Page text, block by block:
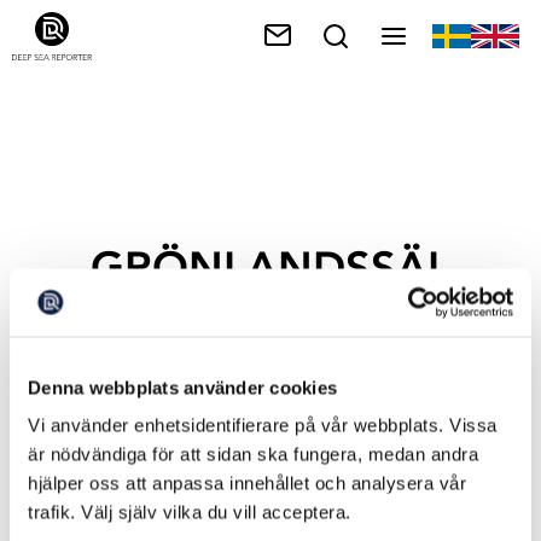
Denna webbplats använder cookies
Vi använder enhetsidentifierare på vår webbplats. Vissa
är nödvändiga för att sidan ska fungera, medan andra
hjälper oss att anpassa innehållet och analysera vår
trafik. Välj själv vilka du vill acceptera.
GRÖNLANDSSÄL